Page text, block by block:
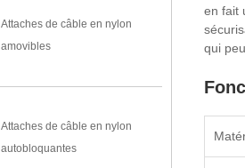
Attaches de câble en nylon
amovibles
Attaches de câble en nylon
autobloquantes
en fait
qui